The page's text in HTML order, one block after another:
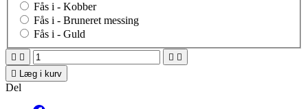
Fås i - Kobber
Fås i - Bruneret messing
Fås i - Guld
   
 Læg i kurv
Del